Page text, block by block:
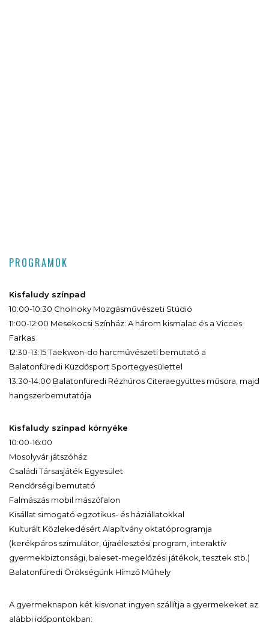
PROGRAMOK
Kisfaludy színpad
10:00-10:30 Cholnoky Mozgásművészeti Stúdió
11:00-12:00 Mesekocsi Színház: A három kismalac és a Vicces
Farkas
12:30-13:15 Taekwon-do harcművészeti bemutató a
Balatonfüredi Küzdősport Sportegyesülettel
13:30-14:00 Balatonfüredi Rézhúros Citeraegyüttes műsora, majd
hangszerbemutatója
Kisfaludy színpad környéke
10:00-16:00
Mosolyvár játszóház
Családi Társasjáték Egyesület
Rendőrségi bemutató
Falmászás mobil mászófalon
Kisállat simogató egzotikus- és háziállatokkal
Kulturált Közlekedésért Alapítvány oktatóprogramja
(kerékpáros szimulátor, újraélesztési program, interaktív
gyermekbiztonsági, baleset-megelőzési játékok, tesztek stb.)
Balatonfüredi Örökségünk Hímző Műhely
A gyermeknapon két kisvonat ingyen szállítja a gyermekeket az
alábbi időpontokban: